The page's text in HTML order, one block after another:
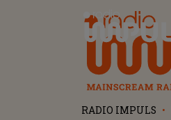
Radio Impuls
RADIO IMPULS